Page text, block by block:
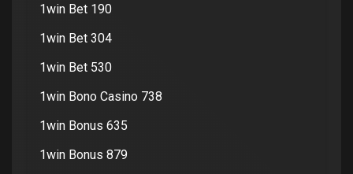
1win Bet 190
1win Bet 304
1win Bet 530
1win Bono Casino 738
1win Bonus 635
1win Bonus 879